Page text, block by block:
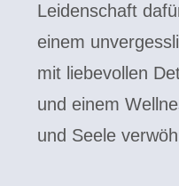
Leidenschaft
einem
mit liebevollen
und einem
und Seele